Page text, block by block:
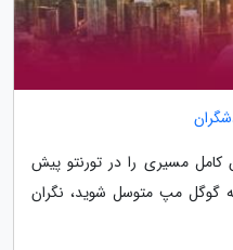
کامل مسیری را در تورنتو پیش
گوگل مپ متوسل شوید، نگران